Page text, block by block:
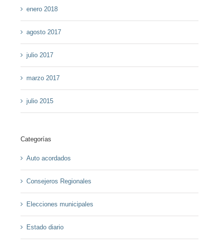
enero 2018
agosto 2017
julio 2017
marzo 2017
julio 2015
Categorías
Auto acordados
Consejeros Regionales
Elecciones municipales
Estado diario